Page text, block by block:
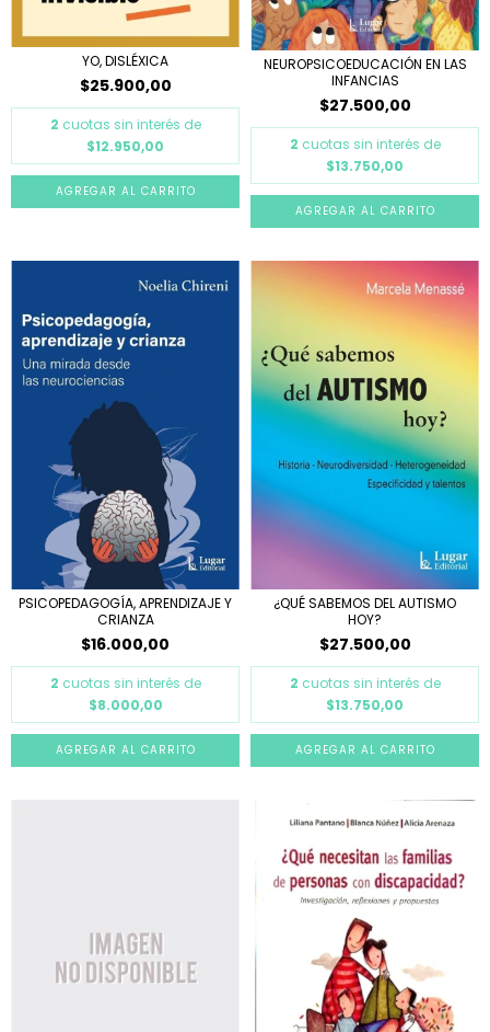
YO, DISLÉXICA
$25.900,00
2 cuotas sin interés de
$12.950,00
NEUROPSICOEDUCACIÓN EN LAS
INFANCIAS
$27.500,00
2 cuotas sin interés de
$13.750,00
PSICOPEDAGOGÍA, APRENDIZAJE Y
CRIANZA
$16.000,00
2 cuotas sin interés de
$8.000,00
¿QUÉ SABEMOS DEL AUTISMO
HOY?
$27.500,00
2 cuotas sin interés de
$13.750,00